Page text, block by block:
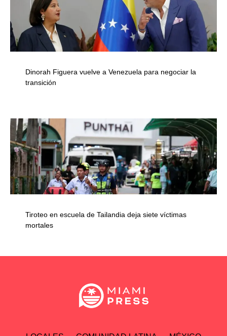
Dinorah Figuera vuelve a Venezuela para negociar la
transición
Tiroteo en escuela de Tailandia deja siete víctimas
mortales